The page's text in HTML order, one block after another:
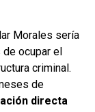
Morales sería
ocupar el
criminal.
de
directa